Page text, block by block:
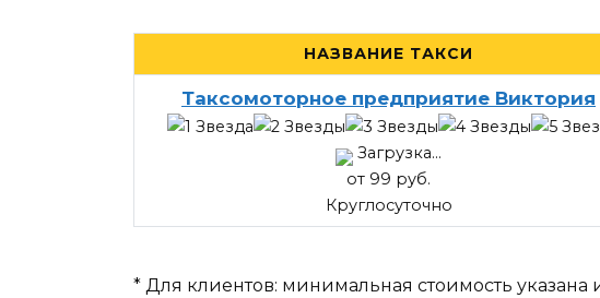
НАЗВАНИЕ ТАКСИ
Таксомоторное предприятие Виктория
Загрузка...
от 99 руб.
Круглосуточно
* Для клиентов: минимальная стоимость указана